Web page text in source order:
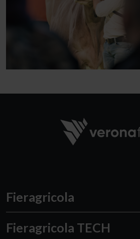
Fieragricola
Fieragricola TECH